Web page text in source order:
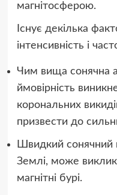
магнітосферою.
Існує декілька
інтенсивність і
Чим вища сонячна
ймовірність
корональних
призвести до
Швидкий сонячний
Землі, може
магнітні бурі.